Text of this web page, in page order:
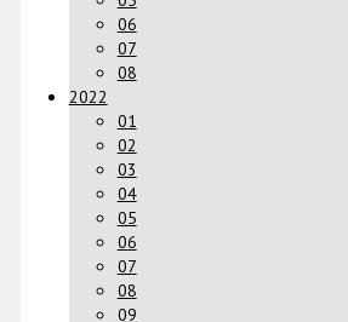
06
07
08
2022
01
02
03
04
05
06
07
08
09